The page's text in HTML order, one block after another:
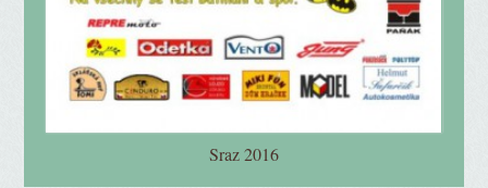
Sraz 2016